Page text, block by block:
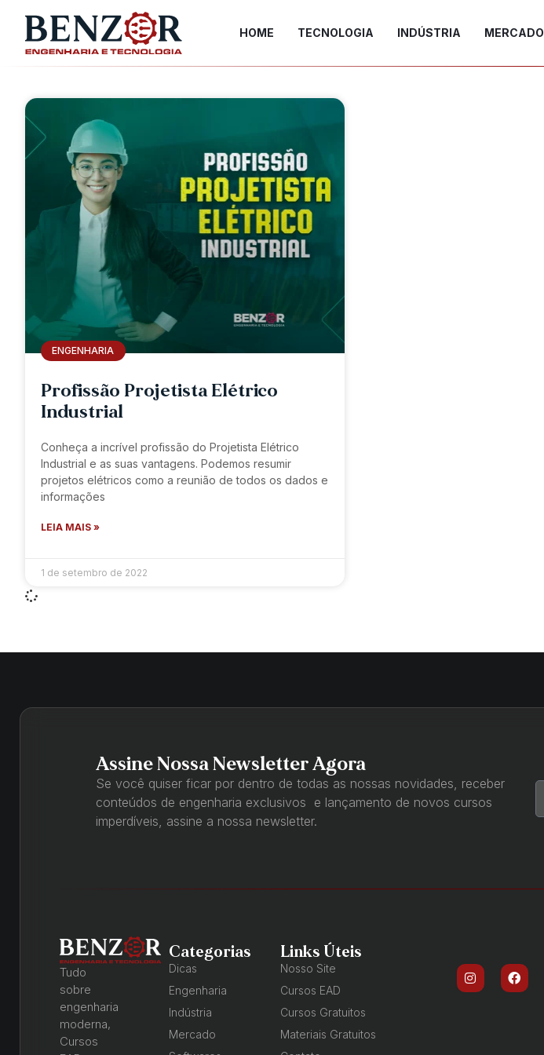
HOME TECNOLOGIA INDÚSTRIA MERCADO
ENGENHARIA
Profissão Projetista Elétrico
Industrial
Conheça a incrível profissão do Projetista Elétrico
Industrial e as suas vantagens. Podemos resumir
projetos elétricos como a reunião de todos os dados e
informações
LEIA MAIS »
1 de setembro de 2022
Assine Nossa Newsletter Agora
Se você quiser ficar por dentro de todas as nossas novidades, receber
conteúdos de engenharia exclusivos e lançamento de novos cursos
imperdíveis, assine a nossa newsletter.
Tudo
sobre
engenharia
moderna,
Cursos
Categorias
Dicas
Engenharia
Indústria
Mercado
Links Úteis
Nosso Site
Cursos EAD
Cursos Gratuitos
Materiais Gratuitos